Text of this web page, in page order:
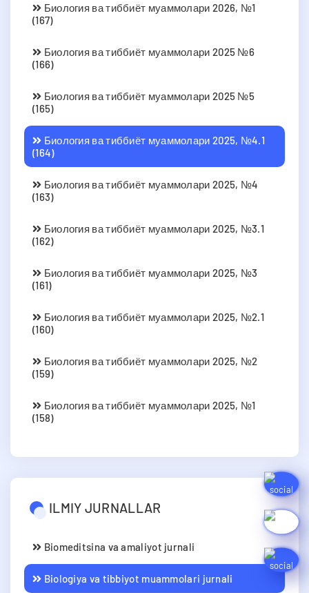
Биология ва тиббиёт муаммолари 2026, №1
(167)
Биология ва тиббиёт муаммолари 2025 №6
(166)
Биология ва тиббиёт муаммолари 2025 №5
(165)
Биология ва тиббиёт муаммолари 2025, №4.1
(164)
Биология ва тиббиёт муаммолари 2025, №4
(163)
Биология ва тиббиёт муаммолари 2025, №3.1
(162)
Биология ва тиббиёт муаммолари 2025, №3
(161)
Биология ва тиббиёт муаммолари 2025, №2.1
(160)
Биология ва тиббиёт муаммолари 2025, №2
(159)
Биология ва тиббиёт муаммолари 2025, №1
(158)
ILMIY JURNALLAR
Biomeditsina va amaliyot jurnali
Biologiya va tibbiyot muammolari jurnali